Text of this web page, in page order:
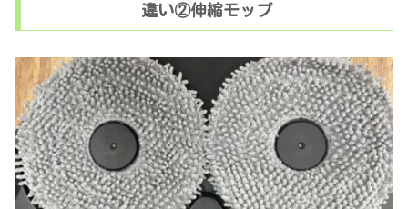
違い②伸縮モップ